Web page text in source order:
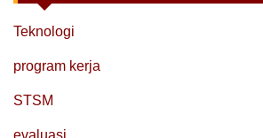
Teknologi
program kerja
STSM
evaluasi